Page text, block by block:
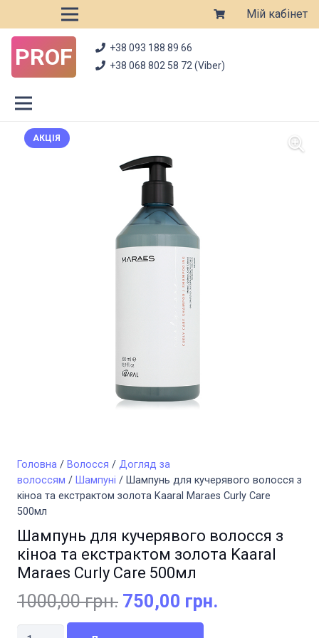
Мій кабінет
PROF
+38 093 188 89 66
+38 068 802 58 72 (Viber)
АКЦІЯ
Головна / Волосся / Догляд за
волоссям / Шампуні / Шампунь для кучерявого волосся з
кіноа та екстрактом золота Kaaral Maraes Curly Care
500мл
Шампунь для кучерявого волосся з
кіноа та екстрактом золота Kaaral
Maraes Curly Care 500мл
1000,00грн. Оригінальна
ціна:
750,00 грн.
Шампунь